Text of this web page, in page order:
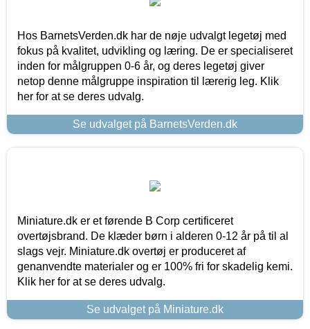
Hos BarnetsVerden.dk har de nøje udvalgt legetøj med
fokus på kvalitet, udvikling og læring. De er specialiseret
inden for målgruppen 0-6 år, og deres legetøj giver
netop denne målgruppe inspiration til lærerig leg. Klik
her for at se deres udvalg.
Se udvalget på BarnetsVerden.dk
Miniature.dk er et førende B Corp certificeret
overtøjsbrand. De klæder børn i alderen 0-12 år på til al
slags vejr. Miniature.dk overtøj er produceret af
genanvendte materialer og er 100% fri for skadelig kemi.
Klik her for at se deres udvalg.
Se udvalget på Miniature.dk